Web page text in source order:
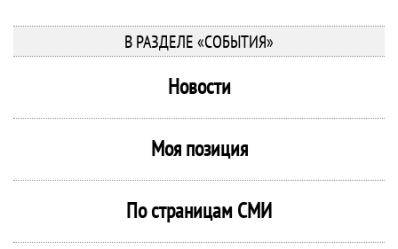
В РАЗДЕЛЕ «СОБЫТИЯ»
Новости
Моя позиция
По страницам СМИ